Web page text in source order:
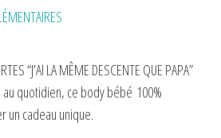
“J’AI LA MÊME DESCENTE QUE PAPA”
quotidien, ce body bébé 100%
un cadeau unique.